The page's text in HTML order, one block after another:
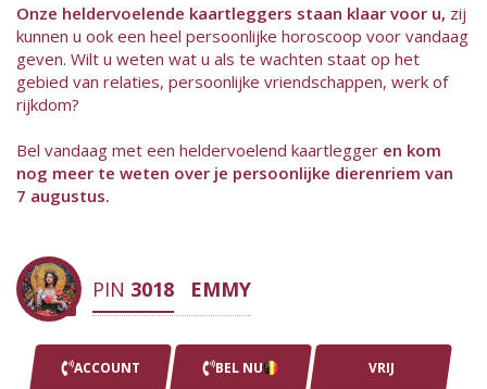
Onze heldervoelende kaartleggers staan klaar voor u, zij
kunnen u ook een heel persoonlijke horoscoop voor vandaag
geven. Wilt u weten wat u als te wachten staat op het
gebied van relaties, persoonlijke vriendschappen, werk of
rijkdom?
Bel vandaag met een heldervoelend kaartlegger en kom
nog meer te weten over je persoonlijke dierenriem van
7 augustus.
PIN 3018 EMMY
ACCOUNT BEL NU VRIJ